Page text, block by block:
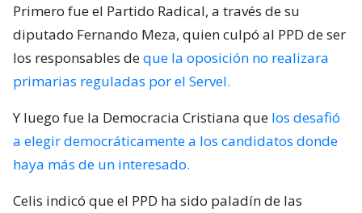
Primero fue el Partido Radical, a través de su
diputado Fernando Meza, quien culpó al PPD de ser
los responsables deque la oposición no realizara
primarias reguladas por el Servel.
Y luego fue la Democracia Cristiana que los desafió
a elegir democráticamente a los candidatos donde
haya más de un interesado.
Celis indicó que el PPD ha sido paladín de las